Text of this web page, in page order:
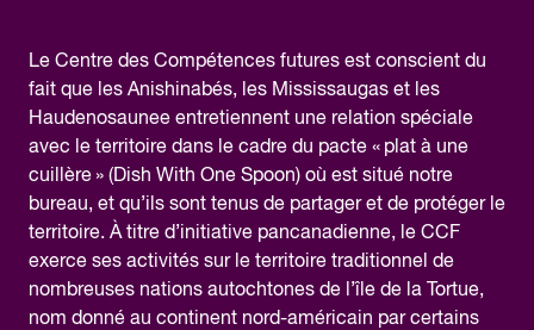
Le Centre des Compétences futures est conscient du
fait que les Anishinabés, les Mississaugas et les
Haudenosaunee entretiennent une relation spéciale
avec le territoire dans le cadre du pacte « plat à une
cuillère » (Dish With One Spoon) où est situé notre
bureau, et qu’ils sont tenus de partager et de protéger le
territoire. À titre d’initiative pancanadienne, le CCF
exerce ses activités sur le territoire traditionnel de
nombreuses nations autochtones de l’île de la Tortue,
nom donné au continent nord-américain par certains